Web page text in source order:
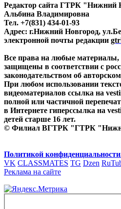
Редактор сайта ГТРК "Нижний
Альбина Владимировна
Тел. +7(831) 434-01-93
Адрес: г.Нижний Новгород,
электронной почты редакции
Все права на любые материалы,
защищены в соответствии с
законодательством об
При любом использовании
видеоматериалов ссылка на
полной или частичной
в Интернете гиперссылка на
детей старше 16 лет.
© Филиал ВГТРК "ГТРК
Политикой
VK CLASSMATES TG Dzen
Реклама на сайте